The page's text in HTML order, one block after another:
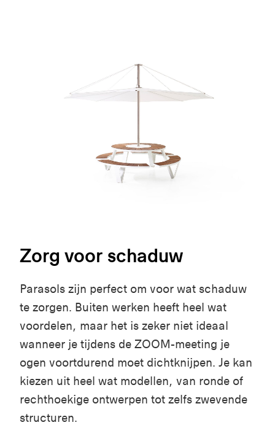
Zorg voor schaduw
Parasols zijn perfect om voor wat schaduw
te zorgen. Buiten werken heeft heel wat
voordelen, maar het is zeker niet ideaal
wanneer je tijdens de ZOOM-meeting je
ogen voortdurend moet dichtknijpen. Je kan
kiezen uit heel wat modellen, van ronde of
rechthoekige ontwerpen tot zelfs zwevende
structuren.